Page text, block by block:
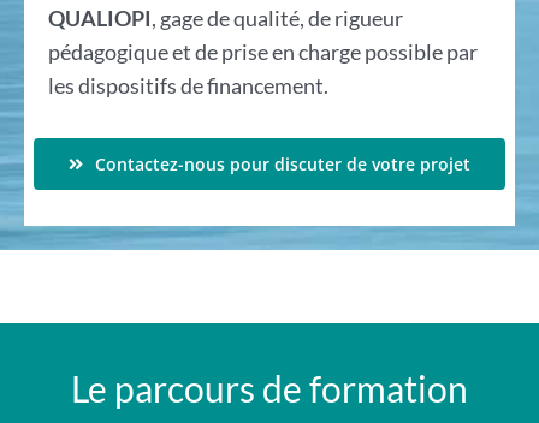
QUALIOPI, gage de qualité, de rigueur
pédagogique et de prise en charge possible par
les dispositifs de financement.
Contactez-nous pour discuter de votre projet
Le parcours de formation